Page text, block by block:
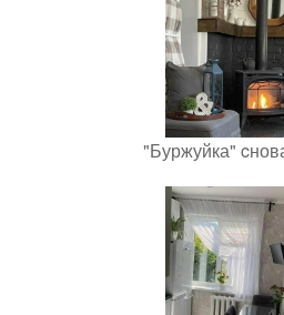
"Буржуйка"